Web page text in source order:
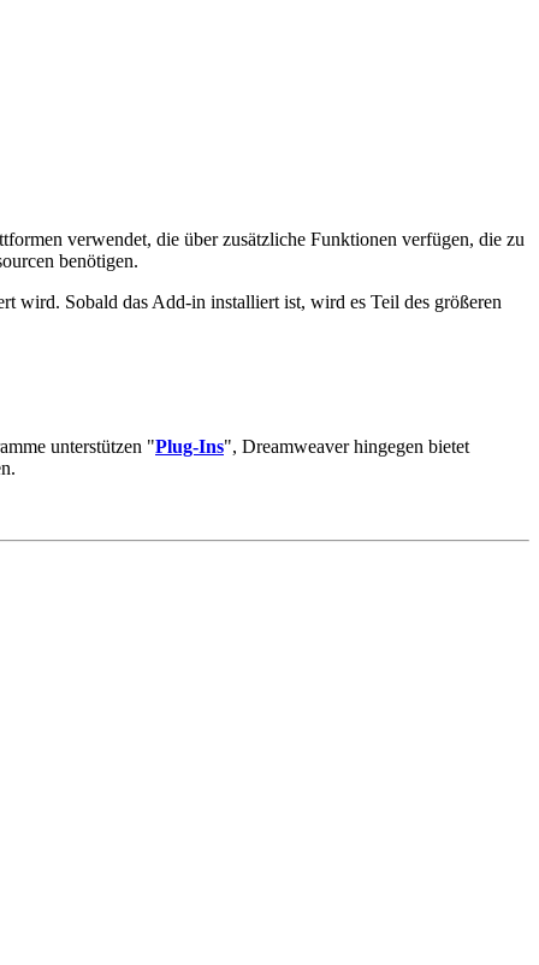
verwendet, die über zusätzliche Funktionen verfügen, die zu
benötigen.
wird. Sobald das Add-in installiert ist, wird es Teil des größeren
unterstützen "Plug-Ins", Dreamweaver hingegen bietet